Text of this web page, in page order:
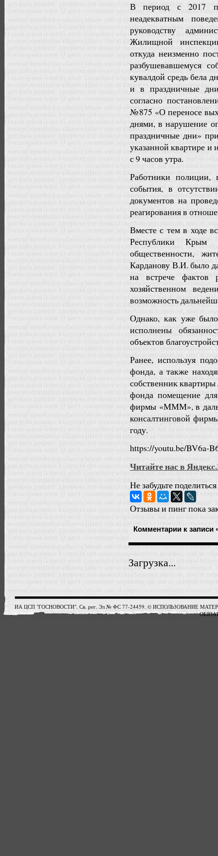
В период с 2017
неадекватным
руководству
Жилищной
откуда неизменно
разбушевавшемуся
кувалдой средь бела
и в праздничные
согласно
№875 «О переносе
днями, в нарушение
праздничные дни»
указанной квартире
с 9 часов утра.
Работники
события, в
документов на
реагирования в
Вместе с тем в ходе
Республики Крым
общественности,
Карданову В.И. было
на встрече фактов
хозяйственном
возможность
Однако, как уже
исполнены
объектов
Ранее, используя
фонда, а также
собственник
фонда помещение
фирмы «МММ», в
консалтинговой
году.
https://youtu.be/BV6a-
Читайте нас в
Не забудьте
Отзывы и пинг пока
Комментарии к записи
Загрузка...
ИА ЦСП "ГОСНОВОСТИ". Св. рег. Эл № ФС 77-24459. © ИСПОЛЬЗОВАНИЕ